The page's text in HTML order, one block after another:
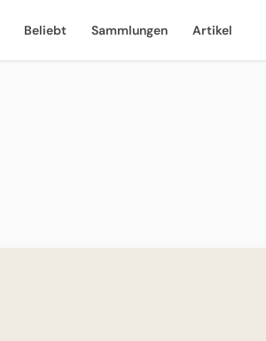
Beliebt Sammlungen Artikel